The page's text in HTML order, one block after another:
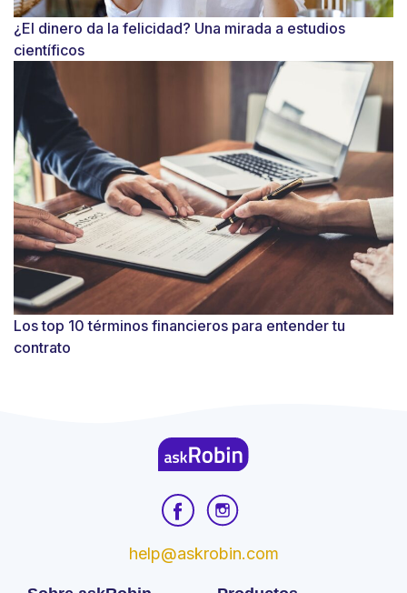
¿El dinero da la felicidad? Una mirada a estudios
científicos
Los top 10 términos financieros para entender tu
contrato
help@askrobin.com